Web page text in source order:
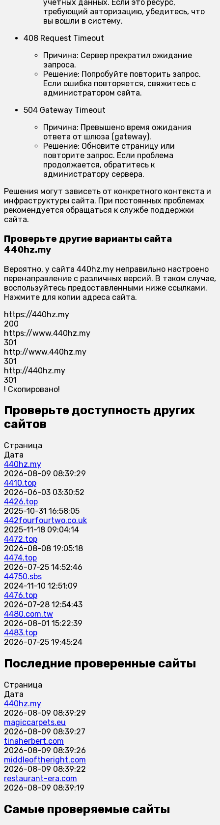
учетных данных. Если это ресурс,
требующий авторизацию, убедитесь, что
вы вошли в систему.
408 Request Timeout
Причина: Сервер прекратил ожидание
запроса.
Решение: Попробуйте повторить запрос.
Если ошибка повторяется, свяжитесь с
администратором сайта.
504 Gateway Timeout
Причина: Превышено время ожидания
ответа от шлюза (gateway).
Решение: Обновите страницу или
повторите запрос. Если проблема
продолжается, обратитесь к
администратору сервера.
Решения могут зависеть от конкретного контекста и
инфраструктуры сайта. При постоянных проблемах
рекомендуется обращаться к службе поддержки
сайта.
Проверьте другие варианты сайта
440hz.my
Вероятно, у сайта 440hz.my неправильно настроено
перенаправление с различных версий. В таком случае,
воспользуйтесь предоставленными ниже ссылками.
Нажмите для копии адреса сайта.
https://440hz.my
200
https://www.440hz.my
301
http://www.440hz.my
301
http://440hz.my
301
! Скопировано!
Проверьте доступность других
сайтов
Страница
Дата
440hz.my
2026-08-09 08:39:29
4410.top
2026-06-03 03:30:52
4426.top
2025-10-31 16:58:05
442fourfourtwo.co.uk
2025-11-18 09:04:14
4472.top
2026-08-08 19:05:18
4474.top
2026-07-25 14:52:46
44750.sbs
2024-11-10 12:51:09
4476.top
2026-07-28 12:54:43
4480.com.tw
2026-08-01 15:22:39
4483.top
2026-07-25 19:45:24
Последние проверенные сайты
Страница
Дата
440hz.my
2026-08-09 08:39:29
magiccarpets.eu
2026-08-09 08:39:27
tinaherbert.com
2026-08-09 08:39:26
middleoftheright.com
2026-08-09 08:39:22
restaurant-era.com
2026-08-09 08:39:19
Самые проверяемые сайты